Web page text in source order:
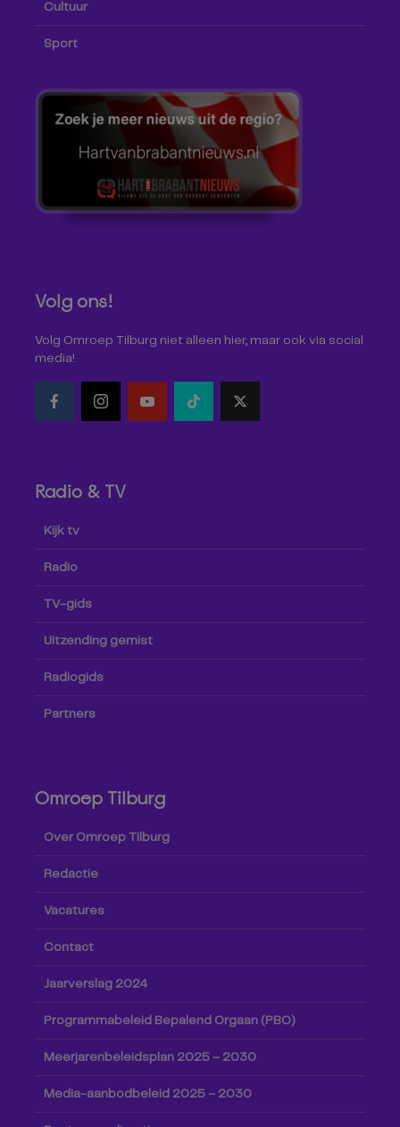
Cultuur
Sport
Volg ons!
Volg Omroep Tilburg niet alleen hier, maar ook via social
media!
Radio & TV
Kijk tv
Radio
TV-gids
Uitzending gemist
Radiogids
Partners
Omroep Tilburg
Over Omroep Tilburg
Redactie
Vacatures
Contact
Jaarverslag 2024
Programmabeleid Bepalend Orgaan (PBO)
Meerjarenbeleidsplan 2025 – 2030
Media-aanbodbeleid 2025 – 2030